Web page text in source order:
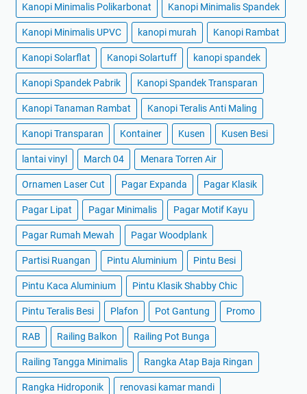
Kanopi Minimalis Polikarbonat Kanopi Minimalis Spandek
Kanopi Minimalis UPVC kanopi murah Kanopi Rambat
Kanopi Solarflat Kanopi Solartuff kanopi spandek
Kanopi Spandek Pabrik Kanopi Spandek Transparan
Kanopi Tanaman Rambat Kanopi Teralis Anti Maling
Kanopi Transparan Kontainer Kusen Kusen Besi
lantai vinyl March 04 Menara Torren Air
Ornamen Laser Cut Pagar Expanda Pagar Klasik
Pagar Lipat Pagar Minimalis Pagar Motif Kayu
Pagar Rumah Mewah Pagar Woodplank
Partisi Ruangan Pintu Aluminium Pintu Besi
Pintu Kaca Aluminium Pintu Klasik Shabby Chic
Pintu Teralis Besi Plafon Pot Gantung Promo
RAB Railing Balkon Railing Pot Bunga
Railing Tangga Minimalis Rangka Atap Baja Ringan
Rangka Hidroponik renovasi kamar mandi